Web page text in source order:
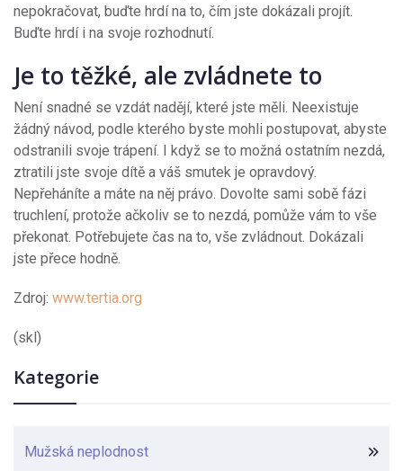
nepokračovat, buďte hrdí na to, čím jste dokázali projít.
Buďte hrdí i na svoje rozhodnutí.
Je to těžké, ale zvládnete to
Není snadné se vzdát nadějí, které jste měli. Neexistuje
žádný návod, podle kterého byste mohli postupovat, abyste
odstranili svoje trápení. I když se to možná ostatním nezdá,
ztratili jste svoje dítě a váš smutek je opravdový.
Nepřeháníte a máte na něj právo. Dovolte sami sobě fázi
truchlení, protože ačkoliv se to nezdá, pomůže vám to vše
překonat. Potřebujete čas na to, vše zvládnout. Dokázali
jste přece hodně.
Zdroj: www.tertia.org
(skl)
Kategorie
Mužská neplodnost